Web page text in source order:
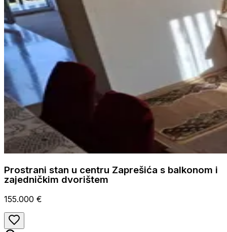
Prostrani stan u centru Zaprešića s balkonom i
zajedničkim dvorištem
155.000 €